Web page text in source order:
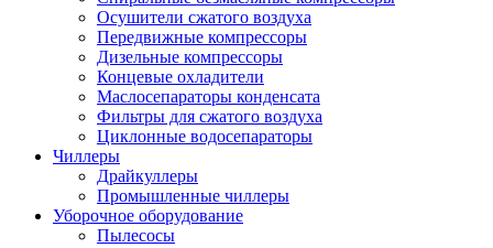
Осушители сжатого воздуха
Передвижные компрессоры
Дизельные компрессоры
Концевые охладители
Маслосепараторы конденсата
Фильтры для сжатого воздуха
Циклонные водосепараторы
Чиллеры
Драйкуллеры
Промышленные чиллеры
Уборочное оборудование
Пылесосы